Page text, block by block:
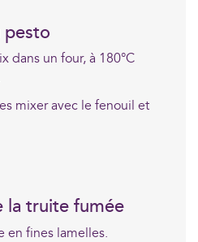
dans un four, à 180°C
mixer avec le fenouil et
la truite fumée
en fines lamelles.